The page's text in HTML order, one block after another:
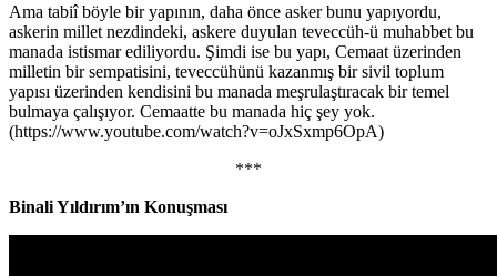
Ama tabiî böyle bir yapının, daha önce asker bunu yapıyordu,
askerin millet nezdindeki, askere duyulan teveccüh-ü muhabbet bu
manada istismar ediliyordu. Şimdi ise bu yapı, Cemaat üzerinden
milletin bir sempatisini, teveccühünü kazanmış bir sivil toplum
yapısı üzerinden kendisini bu manada meşrulaştıracak bir temel
bulmaya çalışıyor. Cemaatte bu manada hiç şey yok.
(https://www.youtube.com/watch?v=oJxSxmp6OpA)
***
Binali Yıldırım’ın Konuşması